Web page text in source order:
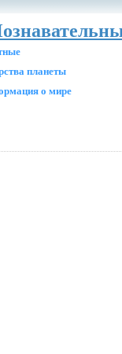
планеты
о мире